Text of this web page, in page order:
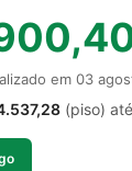
em 03
(piso) até